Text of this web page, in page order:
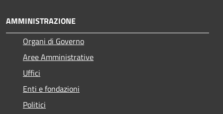
AMMINISTRAZIONE
Organi di Governo
Aree Amministrative
Uffici
Enti e fondazioni
Politici